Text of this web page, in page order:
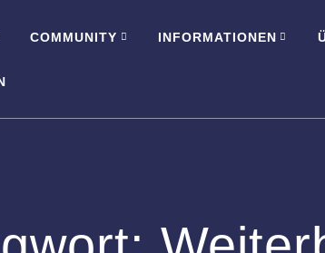
COMMUNITY INFORMATIONEN